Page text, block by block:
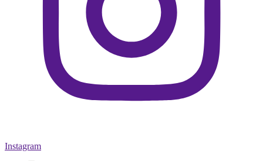
Instagram